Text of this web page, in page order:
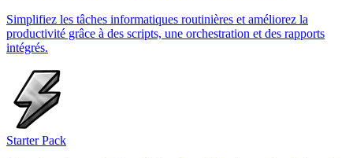
Simplifiez les tâches informatiques routinières et améliorez la
productivité grâce à des scripts, une orchestration et des rapports
intégrés.
Starter Pack